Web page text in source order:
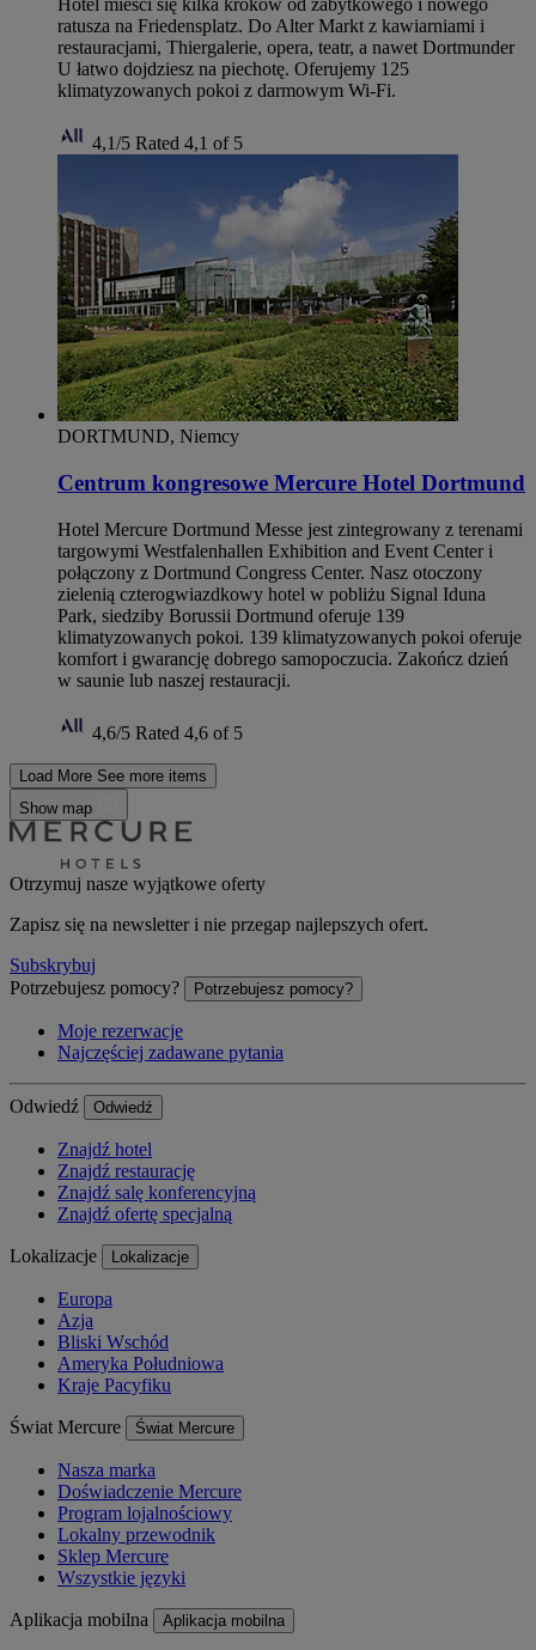
Hotel mieści się kilka kroków od zabytkowego i nowego
ratusza na Friedensplatz. Do Alter Markt z kawiarniami i
restauracjami, Thiergalerie, opera, teatr, a nawet Dortmunder
U łatwo dojdziesz na piechotę. Oferujemy 125
klimatyzowanych pokoi z darmowym Wi‑Fi.
4,1/5 Rated 4,1 of 5
DORTMUND, Niemcy
Centrum kongresowe Mercure Hotel Dortmund
Hotel Mercure Dortmund Messe jest zintegrowany z terenami
targowymi Westfalenhallen Exhibition and Event Center i
połączony z Dortmund Congress Center. Nasz otoczony
zielenią czterogwiazdkowy hotel w pobliżu Signal Iduna
Park, siedziby Borussii Dortmund oferuje 139
klimatyzowanych pokoi. 139 klimatyzowanych pokoi oferuje
komfort i gwarancję dobrego samopoczucia. Zakończ dzień
w saunie lub naszej restauracji.
4,6/5 Rated 4,6 of 5
Load More See more items
Show map
Otrzymuj nasze wyjątkowe oferty
Zapisz się na newsletter i nie przegap najlepszych ofert.
Subskrybuj
Potrzebujesz pomocy?
Potrzebujesz pomocy?
Moje rezerwacje
Najczęściej zadawane pytania
Odwiedź Odwiedź
Znajdź hotel
Znajdź restaurację
Znajdź salę konferencyjną
Znajdź ofertę specjalną
Lokalizacje Lokalizacje
Europa
Azja
Bliski Wschód
Ameryka Południowa
Kraje Pacyfiku
Świat Mercure Świat Mercure
Nasza marka
Doświadczenie Mercure
Program lojalnościowy
Lokalny przewodnik
Sklep Mercure
Wszystkie języki
Aplikacja mobilna Aplikacja mobilna